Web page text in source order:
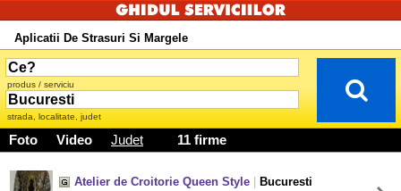
Aplicatii De Strasuri Si Margele
produs / serviciu
strada, localitate, judet
Foto Video Judet 11 firme
Atelier de Croitorie Queen Style
Bucuresti